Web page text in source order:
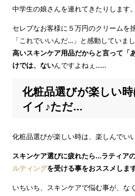
中学生の娘さんを連れてきたりします。
セレブなお客様に５万円のクリームを
「これでいいんだ…」と感動していま
高いスキンケア用品だからと言って「
けでは、ないんですよねぇ……
化粧品選びが楽しい
イイ♪ただ…
化粧品選びが楽しい時は、楽しんでい
スキンケア選びに疲れたら…ラティア
ルティングを受ける事をおススメします
いちいち、スキンケアで悩む事が、な